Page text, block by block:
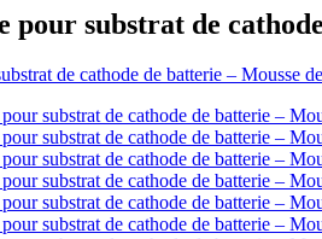
pour substrat de